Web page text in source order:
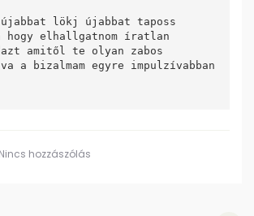
újabbat lökj újabbat taposs
hogy elhallgatnom íratlan
amitől te olyan zabos
a bizalmam egyre impulzívabban
Nincs hozzászólás